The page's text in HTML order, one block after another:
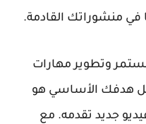
في منشوراتك القادمة.
وتطوير مهارات
هدفك الأساسي هو
1% في كل فيديو جديد تقدمه. مع